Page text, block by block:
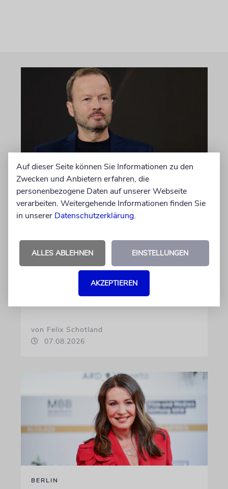
MEINUNG
Wie Georg Restle die
Glaubwürdigkeit des ÖRR
untergräbt
Nach dem X-Post des Journalisten hat sich
Felix Schotland, Vorstand der Synagogen-
Gemeinde Köln, an WDR-
Programmdirektorin Andrea Schafarczyk
gewandt. Wir dokumentieren das Schreiben
von Felix Schotland
07.08.2026
BERLIN
Auf dieser Seite können Sie Informationen zu den
Zwecken und Anbietern erfahren, die
personenbezogene Daten auf unserer Webseite
verarbeiten. Weitergehende Informationen finden Sie
in unserer Datenschutzerklärung.
ALLES ABLEHNEN EINSTELLUNGEN
AKZEPTIEREN